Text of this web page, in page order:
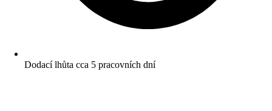
Dodací lhůta cca 5 pracovních dní